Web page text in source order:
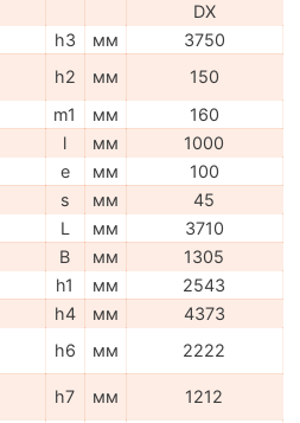
DX
h3 мм
3750
h2 мм
150
m1 мм
160
l мм
1000
e мм
100
s мм
45
L мм
3710
B мм
1305
h1 мм
2543
h4 мм
4373
h6 мм
2222
h7 мм
1212